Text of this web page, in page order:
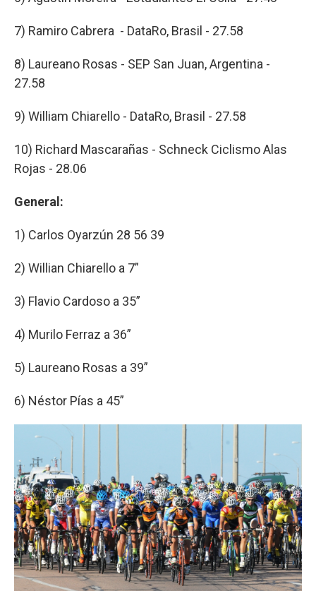
7) Ramiro Cabrera - DataRo, Brasil - 27.58
8) Laureano Rosas - SEP San Juan, Argentina -
27.58
9) William Chiarello - DataRo, Brasil - 27.58
10) Richard Mascarañas - Schneck Ciclismo Alas
Rojas - 28.06
General:
1) Carlos Oyarzún 28 56 39
2) Willian Chiarello a 7”
3) Flavio Cardoso a 35”
4) Murilo Ferraz a 36”
5) Laureano Rosas a 39”
6) Néstor Pías a 45”